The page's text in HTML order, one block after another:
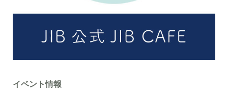
イベント情報